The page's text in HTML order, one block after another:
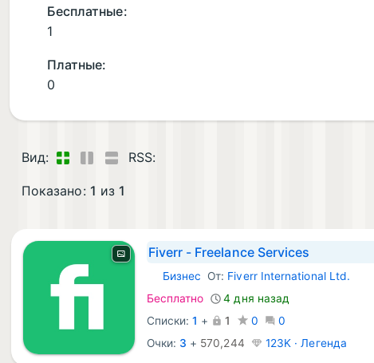
Бесплатные:
1
Платные:
0
Вид: RSS:
Показано: 1 из 1
Fiverr - Freelance Services
iOS Приложения:
Бизнес От: Fiverr International Ltd.
Бесплатно
4 дня назад
Списки:1 + 1 0
0
Очки: 3 + 570,244 123K · Легенда